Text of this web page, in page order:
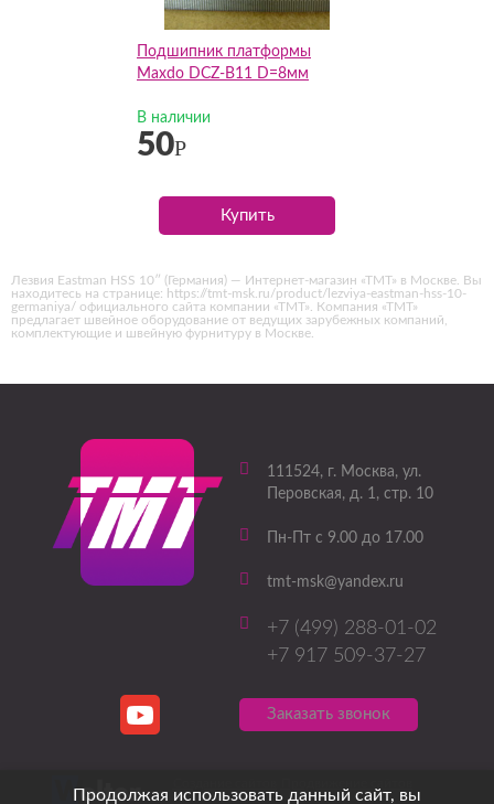
Подшипник платформы
Maxdo DCZ-B11 D=8мм
В наличии
50Р
Купить
Лезвия Eastman HSS 10″ (Германия) — Интернет-магазин «ТМТ» в Москве. Вы
находитесь на странице: https://tmt-msk.ru/product/lezviya-eastman-hss-10-
germaniya/ официального сайта компании «ТМТ». Компания «ТМТ»
предлагает швейное оборудование от ведущих зарубежных компаний,
комплектующие и швейную фурнитуру в Москве.
111524, г. Москва, ул.
Перовская, д. 1, стр. 10
Пн-Пт с 9.00 до 17.00
tmt-msk@yandex.ru
+7 (499) 288-01-02
+7 917 509-37-27
Заказать звонок
Продолжая использовать данный сайт, вы